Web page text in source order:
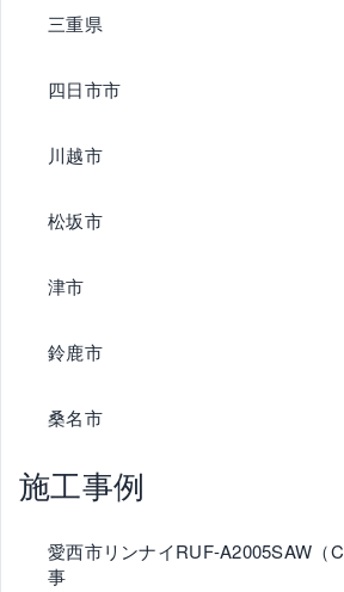
三重県
四日市市
川越市
松坂市
津市
鈴鹿市
桑名市
施工事例
愛西市リンナイRUF-A2005SAW（
事